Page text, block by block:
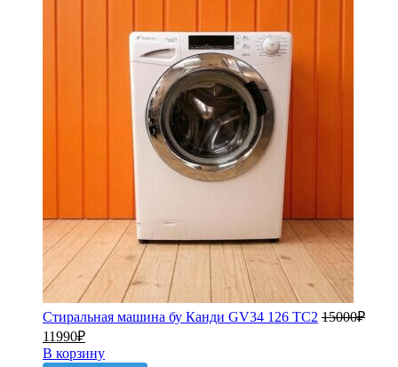
Стиральная машина бу Канди GV34 126 TC2 15000₽
11990₽
В корзину